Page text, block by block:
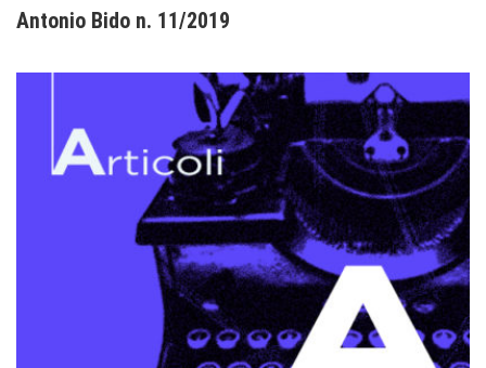
Antonio Bido n. 11/2019